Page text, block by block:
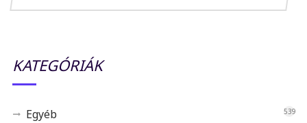
KATEGÓRIÁK
Egyéb 539